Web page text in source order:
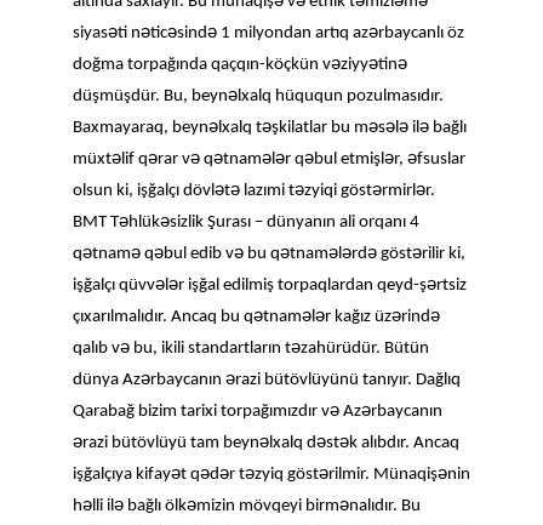
siyasəti nəticəsində 1 milyondan artıq azərbaycanlı öz
doğma torpağında qaçqın-köçkün vəziyyətinə
düşmüşdür. Bu, beynəlxalq hüququn pozulmasıdır.
Baxmayaraq, beynəlxalq təşkilatlar bu məsələ ilə bağlı
müxtəlif qərar və qətnamələr qəbul etmişlər, əfsuslar
olsun ki, işğalçı dövlətə lazımi təzyiqi göstərmirlər.
BMT Təhlükəsizlik Şurası – dünyanın ali orqanı 4
qətnamə qəbul edib və bu qətnamələrdə göstərilir ki,
işğalçı qüvvələr işğal edilmiş torpaqlardan qeyd-şərtsiz
çıxarılmalıdır. Ancaq bu qətnamələr kağız üzərində
qalıb və bu, ikili standartların təzahürüdür. Bütün
dünya Azərbaycanın ərazi bütövlüyünü tanıyır. Dağlıq
Qarabağ bizim tarixi torpağımızdır və Azərbaycanın
ərazi bütövlüyü tam beynəlxalq dəstək alıbdır. Ancaq
işğalçıya kifayət qədər təzyiq göstərilmir. Münaqişənin
həlli ilə bağlı ölkəmizin mövqeyi birmənalıdır. Bu